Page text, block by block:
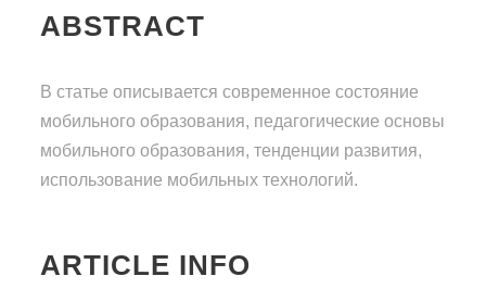
ABSTRACT
В статье описывается современное состояние
мобильного образования, педагогические основы
мобильного образования, тенденции развития,
использование мобильных технологий.
ARTICLE INFO